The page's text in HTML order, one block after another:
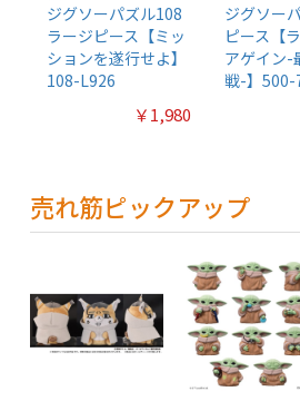
ジグソーパズル108
ラージピース【ミッ
ションを遂行せよ】
108-L926
￥1,980
ジグソー
ピース【
アゲイン-
戦-】500-
売れ筋ピックアップ